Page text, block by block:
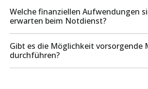
Welche finanziellen Aufwendungen
erwarten beim Notdienst?
Gibt es die Möglichkeit vorsorgende
durchführen?